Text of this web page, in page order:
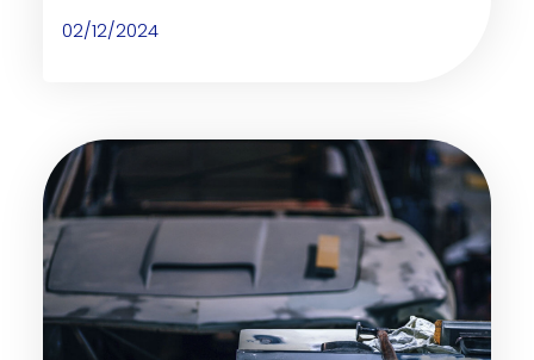
02/12/2024